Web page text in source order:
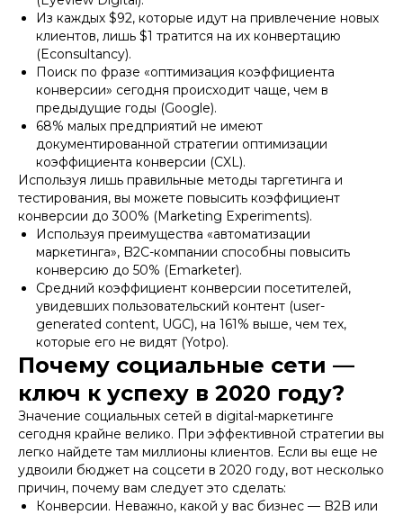
Из каждых $92, которые идут на привлечение новых
клиентов, лишь $1 тратится на их конвертацию
(Econsultancy).
Поиск по фразе «оптимизация коэффициента
конверсии» сегодня происходит чаще, чем в
предыдущие годы (Google).
68% малых предприятий не имеют
документированной стратегии оптимизации
коэффициента конверсии (CXL).
Используя лишь правильные методы таргетинга и
тестирования, вы можете повысить коэффициент
конверсии до 300% (Marketing Experiments).
Используя преимущества «автоматизации
маркетинга», B2C-компании способны повысить
конверсию до 50% (Emarketer).
Средний коэффициент конверсии посетителей,
увидевших пользовательский контент (user-
generated content, UGC), на 161% выше, чем тех,
которые его не видят (Yotpo).
Почему социальные сети —
ключ к успеху в 2020 году?
Значение социальных сетей в digital-маркетинге
сегодня крайне велико. При эффективной стратегии вы
легко найдете там миллионы клиентов. Если вы еще не
удвоили бюджет на соцсети в 2020 году, вот несколько
причин, почему вам следует это сделать:
Конверсии. Неважно, какой у вас бизнес — B2B или